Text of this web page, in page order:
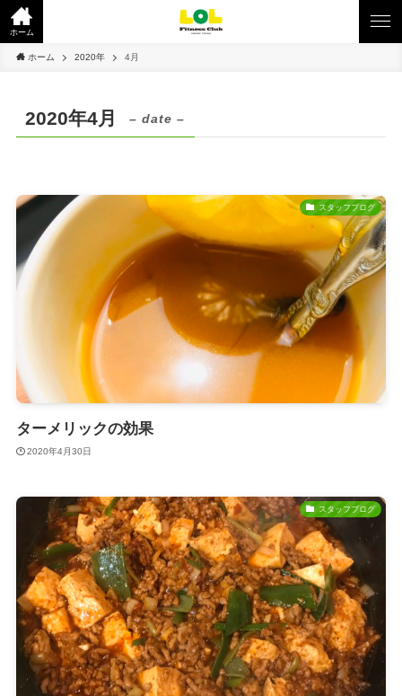
ホーム
ホーム 2020年 4月
2020年4月 – date –
スタッフブログ
ターメリックの効果
2020年4月30日
スタッフブログ